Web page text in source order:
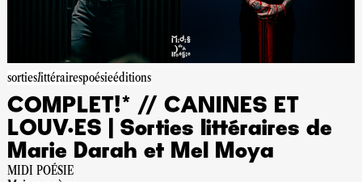
sortieslittérairespoésieéditions
COMPLET!* // CANINES ET
LOUV·ES | Sorties littéraires de
Marie Darah et Mel Moya
MIDI POÉSIE